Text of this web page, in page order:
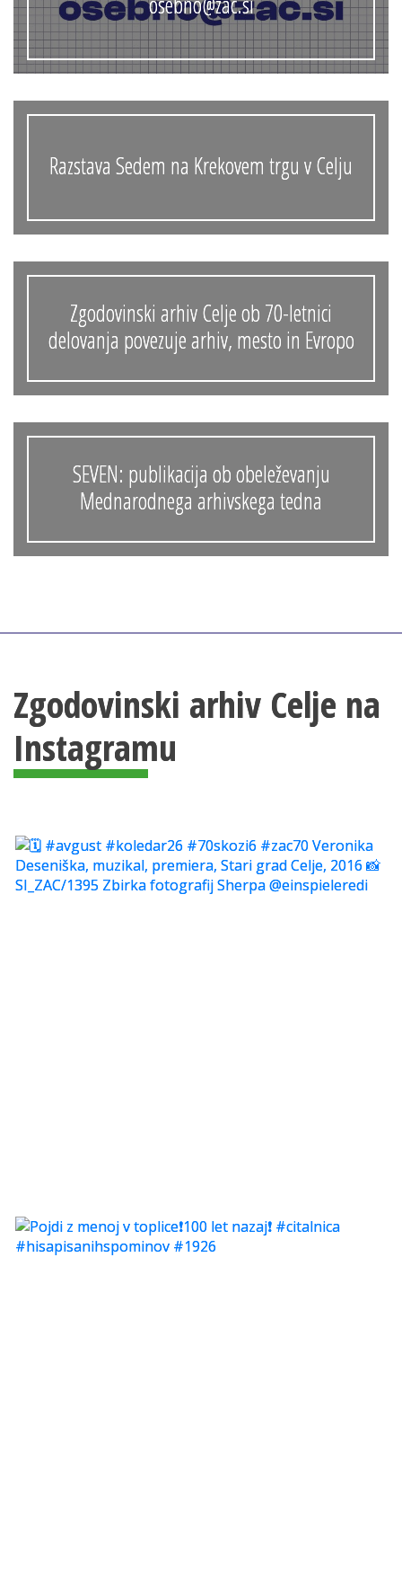
Razstava Sedem na Krekovem trgu v Celju
Zgodovinski arhiv Celje ob 70-letnici
delovanja povezuje arhiv, mesto in Evropo
SEVEN: publikacija ob obeleževanju
Mednarodnega arhivskega tedna
Zgodovinski arhiv Celje na
Instagramu